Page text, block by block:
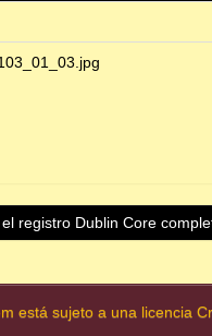
registro Dublin Core
está sujeto a una licencia